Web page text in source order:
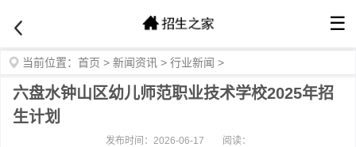
☰
当前位置： 首页 > 新闻资讯 > 行业新闻 >
六盘水钟山区幼儿师范职业技术学校2025年招
生计划
发布时间：2026-06-17 阅读：